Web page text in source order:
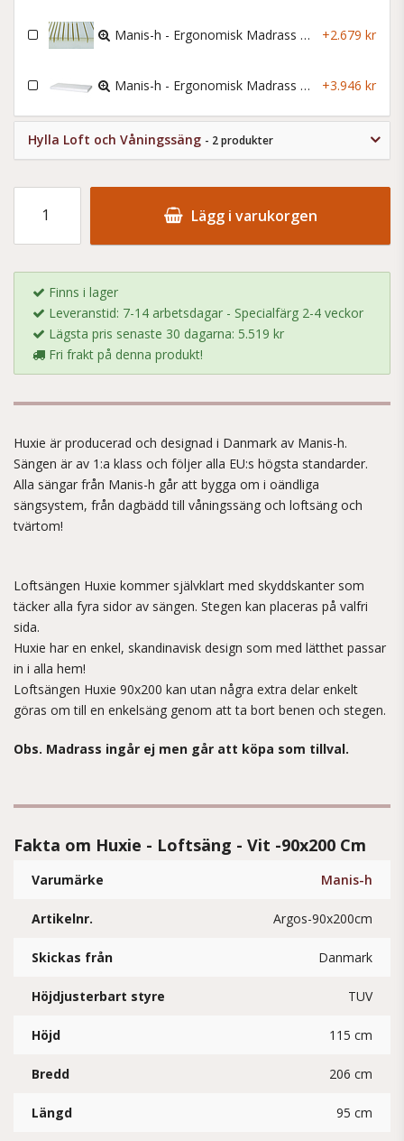
Manis-h - Ergonomisk Madrass - 90x200x12 Cm +2.679 kr
Manis-h - Ergonomisk Madrass Lyx - 90x200x12 Cm +3.946 kr
Hylla Loft och Våningssäng - 2 produkter
Lägg i varukorgen
Finns i lager
Leveranstid: 7-14 arbetsdagar - Specialfärg 2-4 veckor
Lägsta pris senaste 30 dagarna: 5.519 kr
Fri frakt på denna produkt!
Huxie är producerad och designad i Danmark av Manis-h.
Sängen är av 1:a klass och följer alla EU:s högsta standarder.
Alla sängar från Manis-h går att bygga om i oändliga
sängsystem, från dagbädd till våningssäng och loftsäng och
tvärtom!
Loftsängen Huxie kommer självklart med skyddskanter som
täcker alla fyra sidor av sängen. Stegen kan placeras på valfri
sida.
Huxie har en enkel, skandinavisk design som med lätthet passar
in i alla hem!
Loftsängen Huxie 90x200 kan utan några extra delar enkelt
göras om till en enkelsäng genom att ta bort benen och stegen.
Obs. Madrass ingår ej men går att köpa som tillval.
Fakta om Huxie - Loftsäng - Vit -90x200 Cm
Varumärke Manis-h
Artikelnr. Argos-90x200cm
Skickas från Danmark
Höjdjusterbart styre TUV
Höjd 115 cm
Bredd 206 cm
Längd 95 cm